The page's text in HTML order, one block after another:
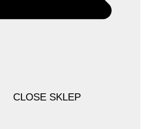
CLOSE SKLEP